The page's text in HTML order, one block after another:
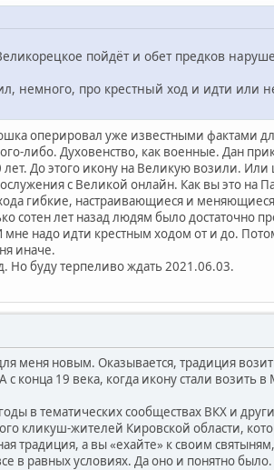
пойдёт и обет предков
немного, про крестный ход и идти или
оперировал уже известными фактами
либо. Духовенство, как военные. Дан
До этого икону на Великую возили.
с Великой онлайн. Как вы это
гибкие, настраивающиеся и
сотен лет назад людям было достаточно
надо идти крестным ходом от и до.
иначе.
Но буду терпеливо ждать 2021.06.03.
меня новым. Оказывается, традиция
конца 19 века, когда икону стали возить
в тематических сообществах ВКХ и
кликуш-жителей Кировской области,
традиция, а вы «ехайте» к своим
в равных условиях. Да оно и понятно было.